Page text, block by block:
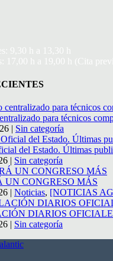
9,30 h a 13,30 h
17,00 h a 19,00 h (Cita
para técnicos
| Sin categoría
del Estado. Últimas
| Sin categoría
UN CONGRESO MÁS
| Noticias, [NOTICIAS
DIARIOS
| Sin categoría